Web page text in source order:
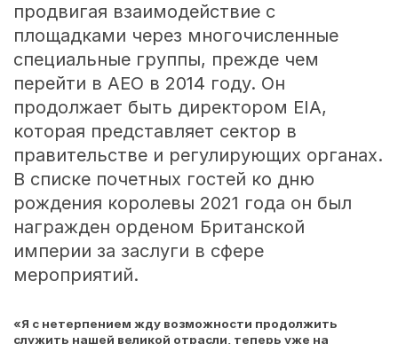
продвигая взаимодействие с
площадками через многочисленные
специальные группы, прежде чем
перейти в AEO в 2014 году. Он
продолжает быть директором EIA,
которая представляет сектор в
правительстве и регулирующих органах.
В списке почетных гостей ко дню
рождения королевы 2021 года он был
награжден орденом Британской
империи за заслуги в сфере
мероприятий.
«Я с нетерпением жду возможности продолжить
служить нашей великой отрасли, теперь уже на